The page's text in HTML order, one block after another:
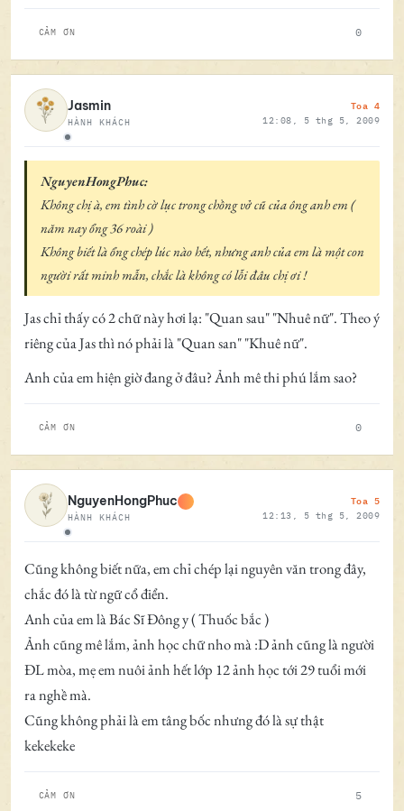
CẢM ƠN 0
Ngoại tuyến
Jasmin
HÀNH KHÁCH
Toa 4
12:08, 5 thg 5, 2009
NguyenHongPhuc:
Không chị à, em tình cờ lục trong chồng vở cũ của ông anh em (
năm nay ổng 36 roài )
Không biết là ổng chép lúc nào hết, nhưng anh của em là một con
người rất minh mẫn, chắc là không có lỗi đâu chị ơi !
Jas chỉ thấy có 2 chữ này hơi lạ: "Quan sau" "Nhuê nữ". Theo ý
riêng của Jas thì nó phải là "Quan san" "Khuê nữ".
Anh của em hiện giờ đang ở đâu? Ảnh mê thi phú lắm sao?
CẢM ƠN 0
Ngoại tuyến
NguyenHongPhuc
HÀNH KHÁCH
Toa 5
12:13, 5 thg 5, 2009
Cũng không biết nữa, em chỉ chép lại nguyên văn trong đây,
chắc đó là từ ngữ cổ điển.
Anh của em là Bác Sĩ Đông y ( Thuốc bắc )
Ảnh cũng mê lắm, ảnh học chữ nho mà :D ảnh cũng là người
ĐL mòa, mẹ em nuôi ảnh hết lớp 12 ảnh học tới 29 tuổi mới
ra nghề mà.
Cũng không phải là em tâng bốc nhưng đó là sự thật
kekekeke
CẢM ƠN 5